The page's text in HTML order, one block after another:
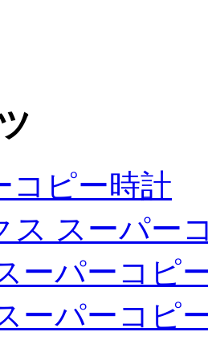
コピー時計
ス スーパー
ーパーコピ
ーパーコピ